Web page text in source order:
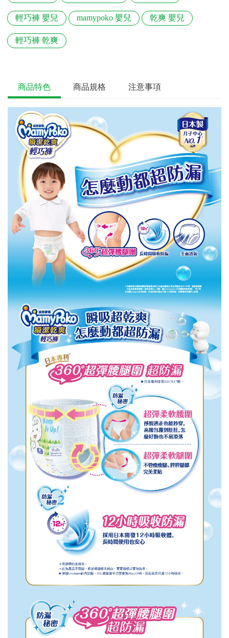
輕巧褲 嬰兒 mamypoko 嬰兒 乾爽 嬰兒
輕巧褲 乾爽
商品特色 商品規格 注意事項